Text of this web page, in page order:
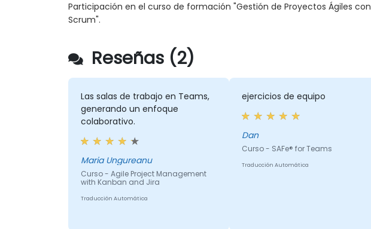
Participación en el curso de formación "Gestión de Proyectos Ágiles con
Scrum".
Reseñas (2)
Las salas de trabajo en Teams,
generando un enfoque
colaborativo.
Maria Ungureanu
Curso - Agile Project Management
with Kanban and Jira
Traducción Automática
ejercicios de equipo
Dan
Curso - SAFe® for Teams
Traducción Automática